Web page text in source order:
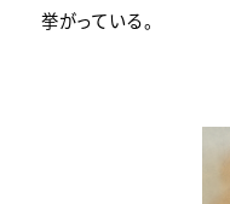
挙がっている。